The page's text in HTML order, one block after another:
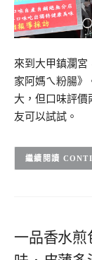
來到大甲鎮瀾宮
家阿媽ㄟ粉腸》
大，但口味評價
友可以試試。
一品香水煎